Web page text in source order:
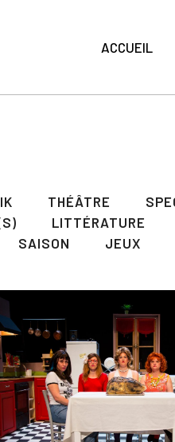
ACCUEIL
THÉÂTRE
LITTÉRATURE
SAISON JEUX